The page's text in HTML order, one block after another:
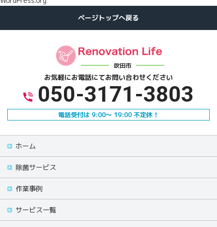
吹田市
お気軽にお電話にてお問い合わせください
050-3171-3803
電話受付は 9:00～ 19:00 不定休！
ホーム
除菌サービス
作業事例
サービス一覧